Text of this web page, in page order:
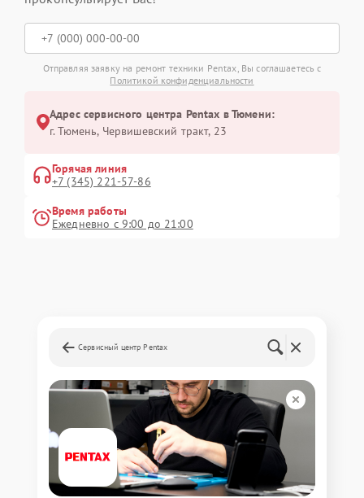
Отправляя заявку на ремонт техники Pentax, Вы соглашаетесь с
Политикой конфиденциальности
Адрес сервисного центра Pentax в Тюмени:
г. Тюмень, ​Червишевский тракт, 23
Горячая линия
+7 (345) 221-57-86
Время работы
Ежедневно с 9:00 до 21:00
Сервисный центр Pentax